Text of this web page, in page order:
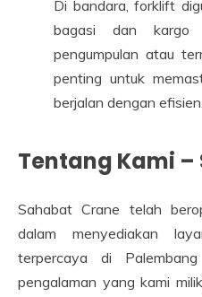
Di bandara, forklift
bagasi dan
pengumpulan atau
penting untuk
berjalan dengan efisien.
Tentang Kami
Sahabat Crane telah
dalam menyediakan
terpercaya di
pengalaman yang kami